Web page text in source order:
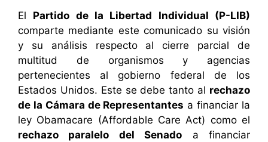
El Partido de la Libertad Individual (P-LIB)
comparte mediante este comunicado su visión
y su análisis respecto al cierre parcial de
multitud de organismos y agencias
pertenecientes al gobierno federal de los
Estados Unidos. Este se debe tanto al rechazo
de la Cámara de Representantes a financiar la
ley Obamacare (Affordable Care Act) como el
rechazo paralelo del Senado a financiar